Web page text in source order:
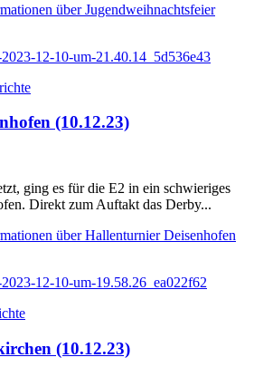
über Jugendweihnachtsfeier
(10.12.23)
ging es für die E2 in ein schwieriges
Direkt zum Auftakt das Derby...
über Hallenturnier Deisenhofen
(10.12.23)